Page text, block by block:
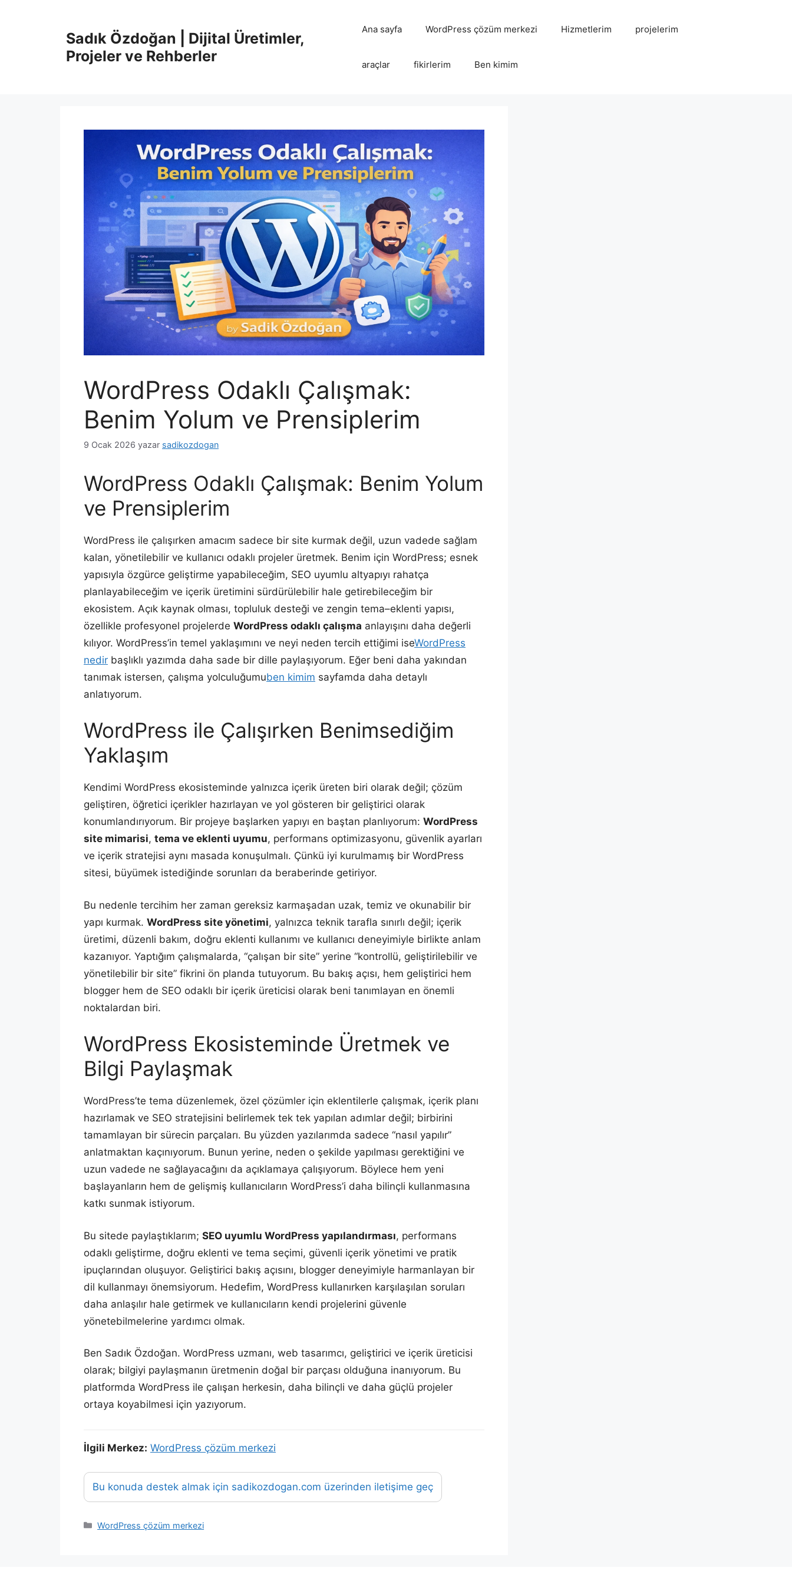
Sadık Özdoğan | Dijital Üretimler,
Projeler ve Rehberler
Ana sayfa WordPress çözüm merkezi Hizmetlerim projelerim
araçlar fikirlerim Ben kimim
WordPress Odaklı Çalışmak:
Benim Yolum ve Prensiplerim
9 Ocak 2026 yazar sadikozdogan
WordPress Odaklı Çalışmak: Benim Yolum
ve Prensiplerim
WordPress ile çalışırken amacım sadece bir site kurmak değil, uzun vadede sağlam
kalan, yönetilebilir ve kullanıcı odaklı projeler üretmek. Benim için WordPress; esnek
yapısıyla özgürce geliştirme yapabileceğim, SEO uyumlu altyapıyı rahatça
planlayabileceğim ve içerik üretimini sürdürülebilir hale getirebileceğim bir
ekosistem. Açık kaynak olması, topluluk desteği ve zengin tema–eklenti yapısı,
özellikle profesyonel projelerde WordPress odaklı çalışma anlayışını daha değerli
kılıyor. WordPress’in temel yaklaşımını ve neyi neden tercih ettiğimi iseWordPress
nedir başlıklı yazımda daha sade bir dille paylaşıyorum. Eğer beni daha yakından
tanımak istersen, çalışma yolculuğumuben kimim sayfamda daha detaylı
anlatıyorum.
WordPress ile Çalışırken Benimsediğim
Yaklaşım
Kendimi WordPress ekosisteminde yalnızca içerik üreten biri olarak değil; çözüm
geliştiren, öğretici içerikler hazırlayan ve yol gösteren bir geliştirici olarak
konumlandırıyorum. Bir projeye başlarken yapıyı en baştan planlıyorum: WordPress
site mimarisi, tema ve eklenti uyumu, performans optimizasyonu, güvenlik ayarları
ve içerik stratejisi aynı masada konuşulmalı. Çünkü iyi kurulmamış bir WordPress
sitesi, büyümek istediğinde sorunları da beraberinde getiriyor.
Bu nedenle tercihim her zaman gereksiz karmaşadan uzak, temiz ve okunabilir bir
yapı kurmak. WordPress site yönetimi, yalnızca teknik tarafla sınırlı değil; içerik
üretimi, düzenli bakım, doğru eklenti kullanımı ve kullanıcı deneyimiyle birlikte anlam
kazanıyor. Yaptığım çalışmalarda, “çalışan bir site” yerine “kontrollü, geliştirilebilir ve
yönetilebilir bir site” fikrini ön planda tutuyorum. Bu bakış açısı, hem geliştirici hem
blogger hem de SEO odaklı bir içerik üreticisi olarak beni tanımlayan en önemli
noktalardan biri.
WordPress Ekosisteminde Üretmek ve
Bilgi Paylaşmak
WordPress’te tema düzenlemek, özel çözümler için eklentilerle çalışmak, içerik planı
hazırlamak ve SEO stratejisini belirlemek tek tek yapılan adımlar değil; birbirini
tamamlayan bir sürecin parçaları. Bu yüzden yazılarımda sadece “nasıl yapılır”
anlatmaktan kaçınıyorum. Bunun yerine, neden o şekilde yapılması gerektiğini ve
uzun vadede ne sağlayacağını da açıklamaya çalışıyorum. Böylece hem yeni
başlayanların hem de gelişmiş kullanıcıların WordPress’i daha bilinçli kullanmasına
katkı sunmak istiyorum.
Bu sitede paylaştıklarım; SEO uyumlu WordPress yapılandırması, performans
odaklı geliştirme, doğru eklenti ve tema seçimi, güvenli içerik yönetimi ve pratik
ipuçlarından oluşuyor. Geliştirici bakış açısını, blogger deneyimiyle harmanlayan bir
dil kullanmayı önemsiyorum. Hedefim, WordPress kullanırken karşılaşılan soruları
daha anlaşılır hale getirmek ve kullanıcıların kendi projelerini güvenle
yönetebilmelerine yardımcı olmak.
Ben Sadık Özdoğan. WordPress uzmanı, web tasarımcı, geliştirici ve içerik üreticisi
olarak; bilgiyi paylaşmanın üretmenin doğal bir parçası olduğuna inanıyorum. Bu
platformda WordPress ile çalışan herkesin, daha bilinçli ve daha güçlü projeler
ortaya koyabilmesi için yazıyorum.
İlgili Merkez: WordPress çözüm merkezi
Bu konuda destek almak için sadikozdogan.com üzerinden iletişime geç
Kategoriler
WordPress çözüm merkezi